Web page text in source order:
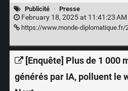
Publicité · Presse
February 18, 2025 at 11:41:23 AM
https://www.monde-diplomatique.fr/
[Enquête] Plus de 1 000
générés par IA, polluent le